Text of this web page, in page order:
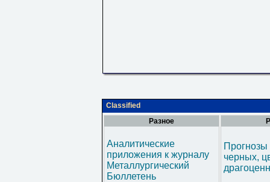
Classified
Разное
Аналитические
приложения к журналу
Металлургический
Бюллетень
черных,